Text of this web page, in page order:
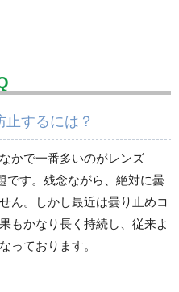
事作業用品
クリーンルーム対策用品
救急医療品
ウイルス対策用品
止するには？
かで一番多いのがレンズ
です。残念ながら、絶対に曇
ん。しかし最近は曇り止めコ
もかなり長く持続し、従来よ
っております。